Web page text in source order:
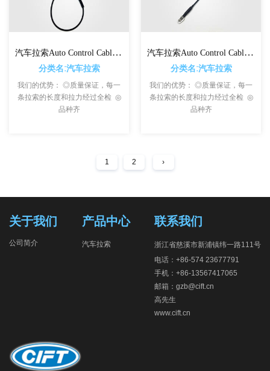
汽车拉索Auto Control Cables For OPEL
分类名:汽车拉索
我们的优势： ◎质量保证，每一
条拉索的长度和拉力经过全检 ◎
品种齐
汽车拉索Auto Control Cables For VOLVO
分类名:汽车拉索
我们的优势： ◎质量保证，每一
条拉索的长度和拉力经过全检 ◎
品种齐
1 2 ›
关于我们
公司简介
产品中心
汽车拉索
联系我们
浙江省慈溪市新浦镇纬一路111号
电话：+86-574 23677791
手机：+86-13567417065
邮箱：gzb@cift.cn
高先生
www.cift.cn